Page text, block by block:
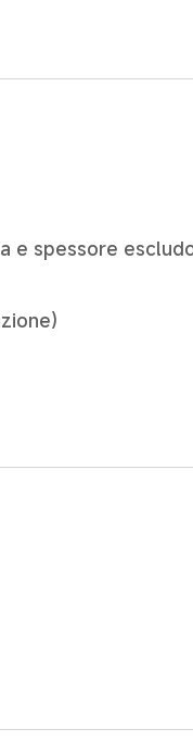
e spessore